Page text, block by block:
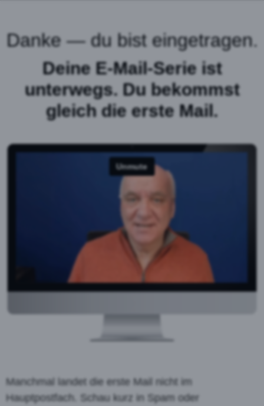
Danke — du bist eingetragen.
Deine E-Mail-Serie ist
unterwegs. Du bekommst
gleich die erste Mail.
Manchmal landet die erste Mail nicht im
Hauptpostfach. Schau kurz in Spam oder